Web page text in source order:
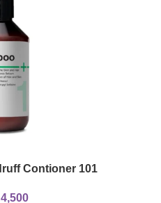
101 Derma Anti-Dandruff Contioner
4,500